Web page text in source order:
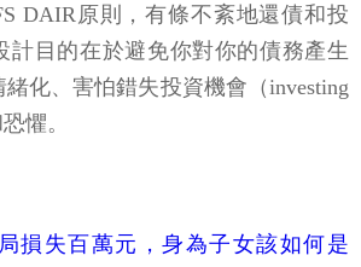
DAIR原則，有條不紊地還債和投
計目的在於避免你對你的債務產生
化、害怕錯失投資機會（investing
懼。
損失百萬元，身為子女該如何是